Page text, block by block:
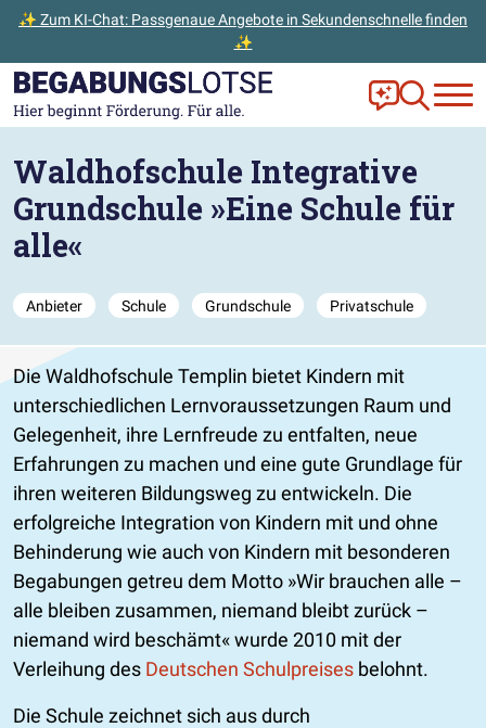
✨ Zum KI-Chat: Passgenaue Angebote in Sekundenschnelle finden
✨
Zum Hauptinhalt der Seite springen
Zur Startseite gehen Frag Ella!
Zur
Waldhofschule Integrative
Grundschule »Eine Schule für
alle«
Anbieter Schule Grundschule Privatschule
Die Waldhofschule Templin bietet Kindern mit
unterschiedlichen Lernvoraussetzungen Raum und
Gelegenheit, ihre Lernfreude zu entfalten, neue
Erfahrungen zu machen und eine gute Grundlage für
ihren weiteren Bildungsweg zu entwickeln. Die
erfolgreiche Integration von Kindern mit und ohne
Behinderung wie auch von Kindern mit besonderen
Begabungen getreu dem Motto Wir brauchen alle –
alle bleiben zusammen, niemand bleibt zurück –
niemand wird beschämt wurde 2010 mit der
Verleihung des Deutschen Schulpreises belohnt.
Die Schule zeichnet sich aus durch